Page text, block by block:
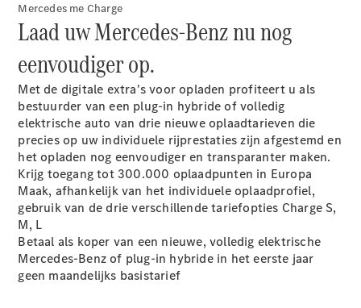
Alle modellen
Nieuwe modellen
Elektrische modellen
Plug-in-hybride modellen
Berline
Alle Berline
CLA
Elektrisch
Mercedes me Charge
Laad uw Mercedes-Benz nu nog
eenvoudiger op.
Met de digitale extra's voor opladen profiteert u als
bestuurder van een plug-in hybride of volledig
elektrische auto van drie nieuwe oplaadtarieven die
precies op uw individuele rijprestaties zijn afgestemd en
het opladen nog eenvoudiger en transparanter maken.
Krijg toegang tot 300.000 oplaadpunten in Europa
Maak, afhankelijk van het individuele oplaadprofiel,
gebruik van de drie verschillende tariefopties Charge S,
M, L
Betaal als koper van een nieuwe, volledig elektrische
Mercedes-Benz of plug-in hybride in het eerste jaar
geen maandelijks basistarief